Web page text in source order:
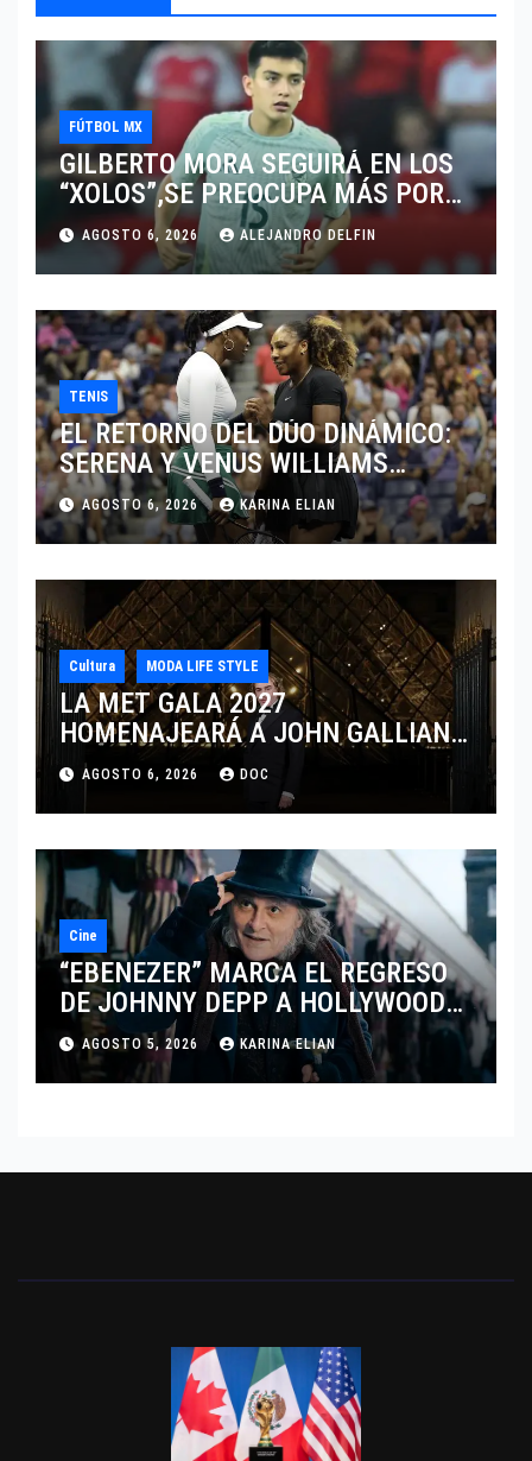
FÚTBOL MX
GILBERTO MORA SEGUIRÁ EN LOS
“XOLOS”,SE PREOCUPA MÁS POR
JUGAR EN SU EQUIPO.
AGOSTO 6, 2026 ALEJANDRO DELFIN
TENIS
EL RETORNO DEL DÚO DINÁMICO:
SERENA Y VENUS WILLIAMS
DISPUTARÁN LOS DOBLES EN
CINCINNATI 2026
AGOSTO 6, 2026 KARINA ELIAN
Cultura MODA LIFE STYLE
LA MET GALA 2027
HOMENAJEARÁ A JOHN GALLIANO
MARCANDO EL REGRESO DEL REY
DEL DRAMATISMO
AGOSTO 6, 2026 DOC
Cine
“EBENEZER” MARCA EL REGRESO
DE JOHNNY DEPP A HOLLYWOOD
TRAS SU PASO POR EL CINE
INDEPENDIENTE EUROPEO
AGOSTO 5, 2026 KARINA ELIAN